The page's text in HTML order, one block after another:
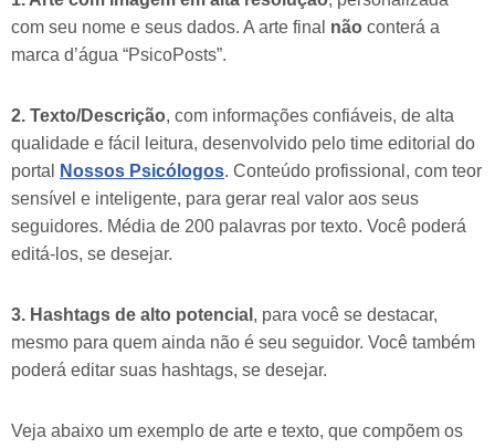
com seu nome e seus dados. A arte final não conterá a
marca d’água “PsicoPosts”.
2. Texto/Descrição, com informações confiáveis, de alta
qualidade e fácil leitura, desenvolvido pelo time editorial do
portal
Nossos Psicólogos. Conteúdo profissional, com teor
sensível e inteligente, para gerar real valor aos seus
seguidores. Média de 200 palavras por texto. Você poderá
editá-los, se desejar.
3. Hashtags de alto potencial , para você se destacar,
mesmo para quem ainda não é seu seguidor. Você também
poderá editar suas hashtags, se desejar.
Veja abaixo um exemplo de arte e texto, que compõem os